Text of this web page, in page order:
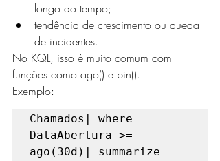
longo do tempo;
tendência de crescimento ou queda
de incidentes.
No KQL, isso é muito comum com
funções como ago() e bin().
Exemplo:
Chamados| where
DataAbertura >=
ago(30d)| summarize